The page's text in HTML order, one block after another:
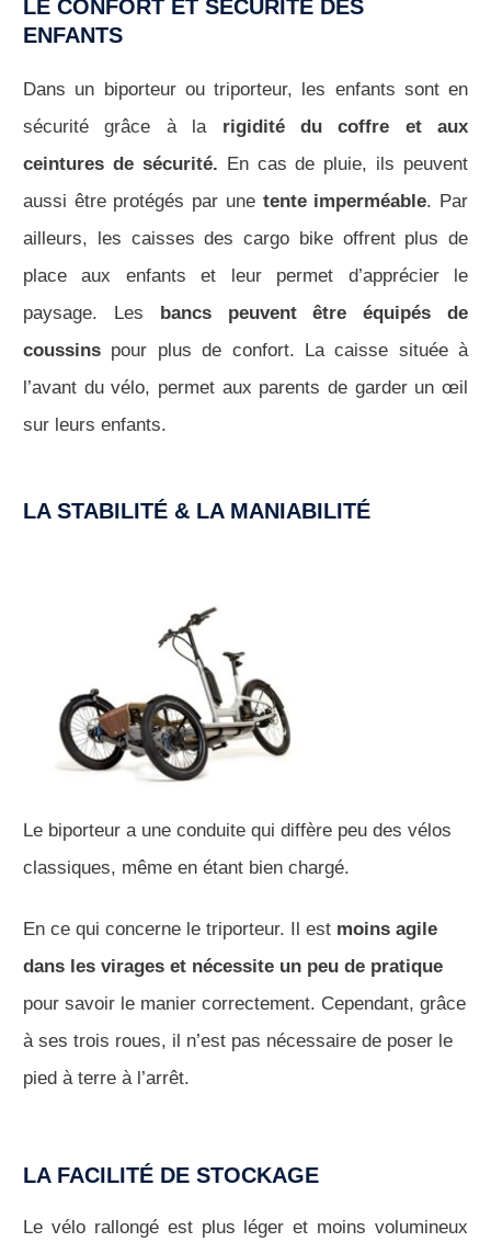
LE CONFORT ET SÉCURITÉ DES
ENFANTS
Dans un biporteur ou triporteur, les enfants sont en
sécurité grâce à la rigidité du coffre et aux
ceintures de sécurité. En cas de pluie, ils peuvent
aussi être protégés par une tente imperméable. Par
ailleurs, les caisses des cargo bike offrent plus de
place aux enfants et leur permet d’apprécier le
paysage. Les bancs peuvent être équipés de
coussins pour plus de confort. La caisse située à
l’avant du vélo, permet aux parents de garder un œil
sur leurs enfants.
LA STABILITÉ & LA MANIABILITÉ
Le biporteur a une conduite qui diffère peu des vélos
classiques, même en étant bien chargé.
En ce qui concerne le triporteur. Il est moins agile
dans les virages et nécessite un peu de pratique
pour savoir le manier correctement. Cependant, grâce
à ses trois roues, il n’est pas nécessaire de poser le
pied à terre à l’arrêt.
LA FACILITÉ DE STOCKAGE
Le vélo rallongé est plus léger et moins volumineux